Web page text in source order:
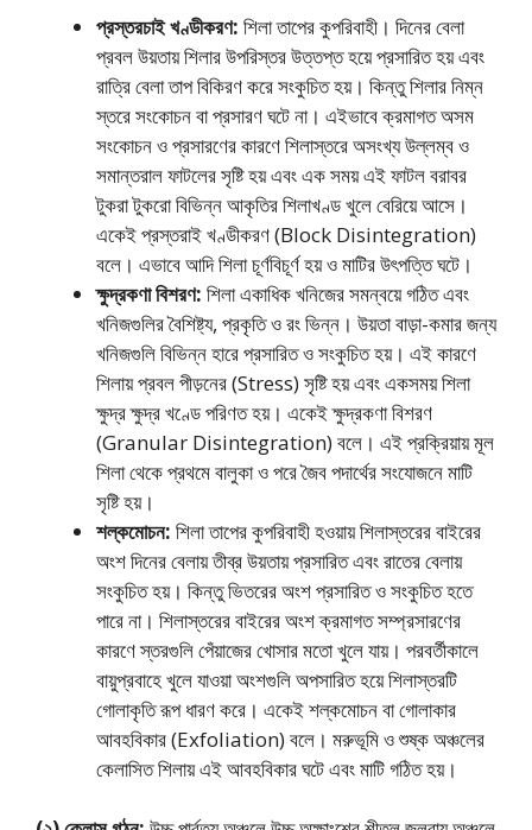
প্রস্তরচাই খণ্ডীকরণ: শিলা তাপের কুপরিবাহী। দিনের বেলা
প্রবল উয়তায় শিলার উপরিস্তর উত্তপ্ত হয়ে প্রসারিত হয় এবং
রাত্রি বেলা তাপ বিকিরণ করে সংকুচিত হয়। কিন্তু শিলার নিম্ন
স্তরে সংকোচন বা প্রসারণ ঘটে না। এইভাবে ক্রমাগত অসম
সংকোচন ও প্রসারণের কারণে শিলাস্তরে অসংখ্য উল্লম্ব ও
সমান্তরাল ফাটলের সৃষ্টি হয় এবং এক সময় এই ফাটল বরাবর
টুকরা টুকরাে বিভিন্ন আকৃতির শিলাখণ্ড খুলে বেরিয়ে আসে।
একেই প্রস্তরাই খণ্ডীকরণ (Block Disintegration)
বলে। এভাবে আদি শিলা চূর্ণবিচূর্ণ হয় ও মাটির উৎপত্তি ঘটে।
ক্ষুদ্রকণা বিশরণ: শিলা একাধিক খনিজের সমন্বয়ে গঠিত এবং
খনিজগুলির বৈশিষ্ট্য, প্রকৃতি ও রং ভিন্ন। উয়তা বাড়া-কমার জন্য
খনিজগুলি বিভিন্ন হারে প্রসারিত ও সংকুচিত হয়। এই কারণে
শিলায় প্রবল পীড়নের (Stress) সৃষ্টি হয় এবং একসময় শিলা
ক্ষুদ্র ক্ষুদ্র খণ্ডে পরিণত হয়। একেই ক্ষুদ্রকণা বিশরণ
(Granular Disintegration) বলে। এই প্রক্রিয়ায় মূল
শিলা থেকে প্রথমে বালুকা ও পরে জৈব পদার্থের সংযােজনে মাটি
সৃষ্টি হয়।
শল্কমােচন: শিলা তাপের কুপরিবাহী হওয়ায় শিলাস্তরের বাইরের
অংশ দিনের বেলায় তীব্র উয়তায় প্রসারিত এবং রাতের বেলায়
সংকুচিত হয়। কিন্তু ভিতরের অংশ প্রসারিত ও সংকুচিত হতে
পারে না। শিলাস্তরের বাইরের অংশ ক্রমাগত সম্প্রসারণের
কারণে স্তরগুলি পেঁয়াজের খােসার মতাে খুলে যায়। পরবর্তীকালে
বায়ুপ্রবাহে খুলে যাওয়া অংশগুলি অপসারিত হয়ে শিলাস্তরটি
গােলাকৃতি রূপ ধারণ করে। একেই শল্কমােচন বা গােলাকার
আবহবিকার (Exfoliation) বলে। মরুভূমি ও শুষ্ক অঞ্চলের
কেলাসিত শিলায় এই আবহবিকার ঘটে এবং মাটি গঠিত হয়।